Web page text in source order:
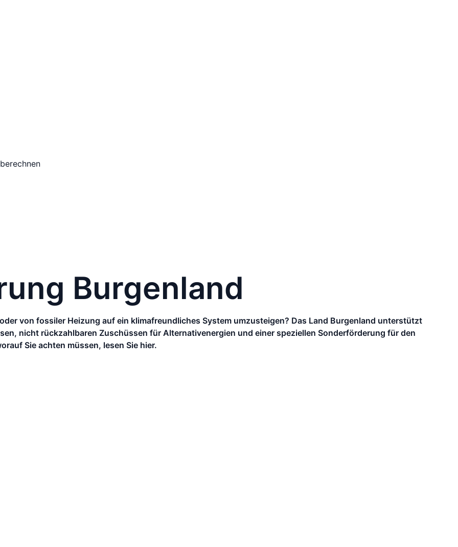
Burgenland
von fossiler Heizung auf ein klimafreundliches System umzusteigen? Das Land Burgenland unterstützt
nicht rückzahlbaren Zuschüssen für Alternativenergien und einer speziellen Sonderförderung für den
Sie achten müssen, lesen Sie hier.